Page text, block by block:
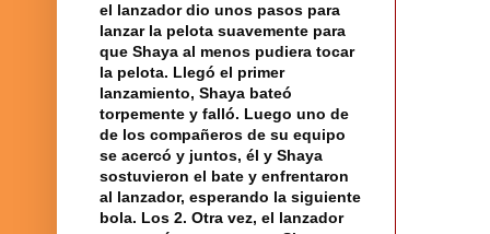
el lanzador dio unos pasos para
lanzar la pelota suavemente para
que Shaya al menos pudiera tocar
la pelota. Llegó el primer
lanzamiento, Shaya bateó
torpemente y falló. Luego uno de
de los compañeros de su equipo
se acercó y juntos, él y Shaya
sostuvieron el bate y enfrentaron
al lanzador, esperando la siguiente
bola. Los 2. Otra vez, el lanzador